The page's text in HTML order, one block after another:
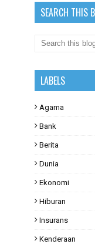
SEARCH THIS
LABELS
Agama
Bank
Berita
Dunia
Ekonomi
Hiburan
Insurans
Kenderaan